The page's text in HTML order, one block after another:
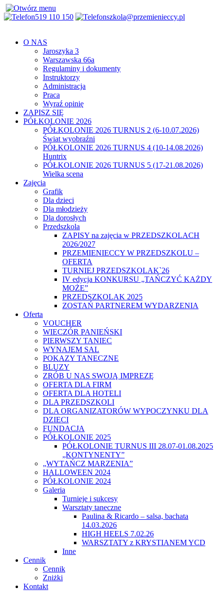
519 110 150 szkola@przemienieccy.pl
O NAS
Jaroszyka 3
Warszawska 66a
Regulaminy i dokumenty
Instruktorzy
Administracja
Praca
Wyraź opinię
ZAPISZ SIĘ
PÓŁKOLONIE 2026
PÓŁKOLONIE 2026 TURNUS 2 (6-10.07.2026)
Świat wyobraźni
PÓŁKOLONIE 2026 TURNUS 4 (10-14.08.2026)
Huntrix
PÓŁKOLONIE 2026 TURNUS 5 (17-21.08.2026)
Wielka scena
Zajęcia
Grafik
Dla dzieci
Dla młodzieży
Dla dorosłych
Przedszkola
ZAPISY na zajęcia w PRZEDSZKOLACH
2026/2027
PRZEMIENIECCY W PRZEDSZKOLU –
OFERTA
TURNIEJ PRZEDSZKOLAK`26
IV edycja KONKURSU „TAŃCZYĆ KAŻDY
MOŻE”
PRZEDSZKOLAK 2025
ZOSTAŃ PARTNEREM WYDARZENIA
Oferta
VOUCHER
WIECZÓR PANIEŃSKI
PIERWSZY TANIEC
WYNAJEM SAL
POKAZY TANECZNE
BLUZY
ZRÓB U NAS SWOJĄ IMPREZĘ
OFERTA DLA FIRM
OFERTA DLA HOTELI
DLA PRZEDSZKOLI
DLA ORGANIZATORÓW WYPOCZYNKU DLA
DZIECI
FUNDACJA
PÓŁKOLONIE 2025
PÓŁKOLONIE TURNUS III 28.07-01.08.2025
„KONTYNENTY”
„WYTAŃCZ MARZENIA”
HALLOWEEN 2024
PÓŁKOLONIE 2024
Galeria
Turnieje i sukcesy
Warsztaty taneczne
Paulina & Ricardo – salsa, bachata
14.03.2026
HIGH HEELS 7.02.26
WARSZTATY z KRYSTIANEM YCD
Inne
Cennik
Cennik
Zniżki
Kontakt